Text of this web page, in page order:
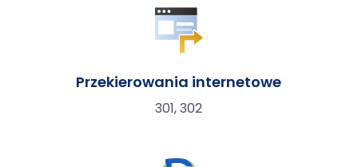
Przekierowania internetowe
301, 302